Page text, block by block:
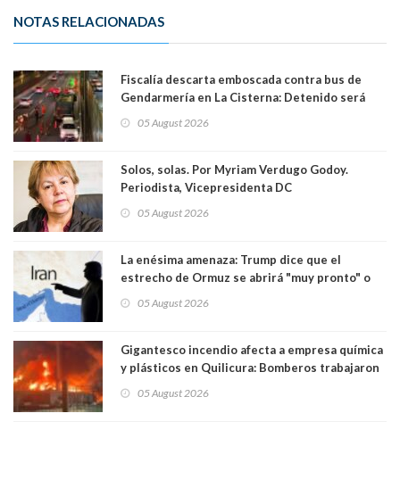
NOTAS RELACIONADAS
Fiscalía descarta emboscada contra bus de
Gendarmería en La Cisterna: Detenido será
05 August 2026
Solos, solas. Por Myriam Verdugo Godoy.
Periodista, Vicepresidenta DC
05 August 2026
La enésima amenaza: Trump dice que el
estrecho de Ormuz se abrirá "muy pronto" o
05 August 2026
Gigantesco incendio afecta a empresa química
y plásticos en Quilicura: Bomberos trabajaron
05 August 2026